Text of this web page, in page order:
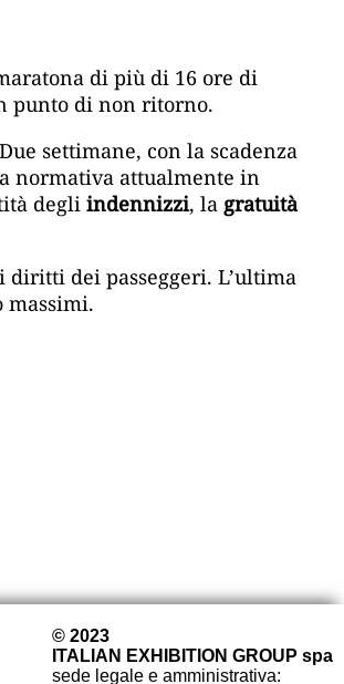
di più di 16 ore di
punto di non ritorno.
settimane, con la scadenza
normativa attualmente in
degli indennizzi, la gratuità
dei passeggeri. L’ultima
massimi.
© 2023
ITALIAN EXHIBITION GROUP spa
sede legale e amministrativa: